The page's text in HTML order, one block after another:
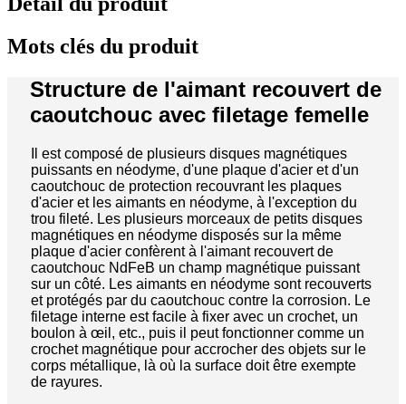
Mots clés du produit
Structure de l'aimant recouvert de
caoutchouc avec filetage femelle
Il est composé de plusieurs disques magnétiques
puissants en néodyme, d'une plaque d'acier et d'un
caoutchouc de protection recouvrant les plaques
d'acier et les aimants en néodyme, à l'exception du
trou fileté. Les plusieurs morceaux de petits disques
magnétiques en néodyme disposés sur la même
plaque d'acier confèrent à l'aimant recouvert de
caoutchouc NdFeB un champ magnétique puissant
sur un côté. Les aimants en néodyme sont recouverts
et protégés par du caoutchouc contre la corrosion. Le
filetage interne est facile à fixer avec un crochet, un
boulon à œil, etc., puis il peut fonctionner comme un
crochet magnétique pour accrocher des objets sur le
corps métallique, là où la surface doit être exempte
de rayures.